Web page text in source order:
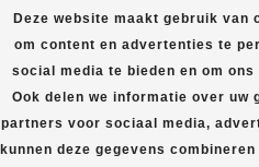
Deze website maakt gebruik van
om content en advertenties te
social media te bieden en om
Ook delen we informatie over uw
partners voor sociaal media,
kunnen deze gegevens